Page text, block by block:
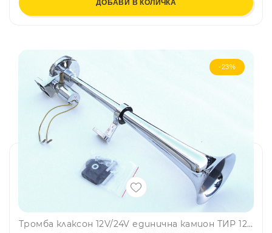
ДОБАВИ В КОЛИЧКА
-23%
Тромба клаксон 12V/24V единична камион ТИР 12 и 24 волта 43 CM